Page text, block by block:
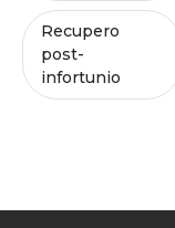
Recupero
post-
infortunio